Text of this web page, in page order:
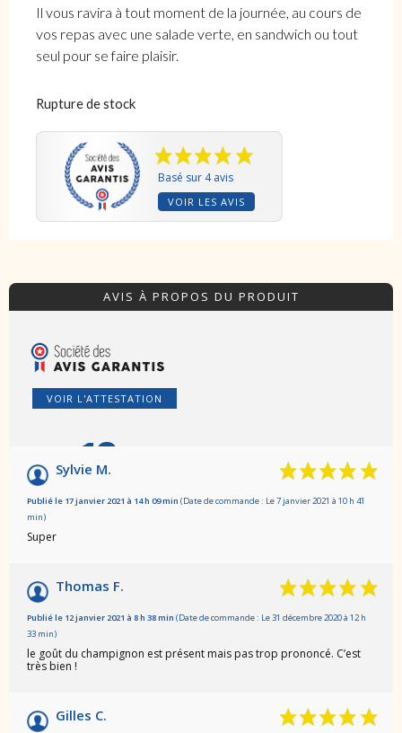
Il vous ravira à tout moment de la journée, au cours de
vos repas avec une salade verte, en sandwich ou tout
seul pour se faire plaisir.
Rupture de stock
Basé sur 4 avis
VOIR LES AVIS
AVIS À PROPOS DU PRODUIT
VOIR L'ATTESTATION
10
Basé sur 4 avis
Sylvie M.
Publié le 17 janvier 2021 à 14 h 09 min (Date de commande : Le 7 janvier 2021 à 10 h 41
min)
Super
Thomas F.
Publié le 12 janvier 2021 à 8 h 38 min (Date de commande : Le 31 décembre 2020 à 12 h
33 min)
le goût du champignon est présent mais pas trop prononcé. C’est
très bien !
Gilles C.